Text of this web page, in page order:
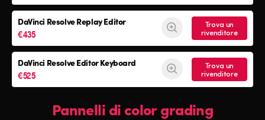
DaVinci ResolveReplay Editor
€435
Trova un
rivenditore
DaVinci ResolveEditor Keyboard
€525
Trova un
rivenditore
Pannelli di color grading